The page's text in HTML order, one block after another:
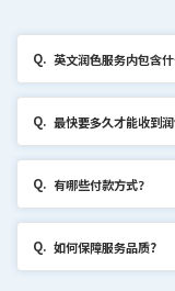
Q. 英文润色服务内包含什
Q. 最快要多久才能收到润
Q. 有哪些付款方式？
Q. 如何保障服务品质?